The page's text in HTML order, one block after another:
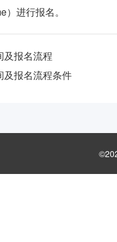
进行报名。
及报名流程
及报名流程条件